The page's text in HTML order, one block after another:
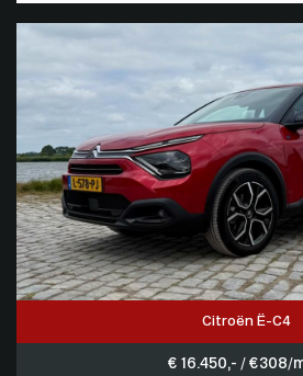
Citroën Ë-C4
€ 16.450,- / € 308/